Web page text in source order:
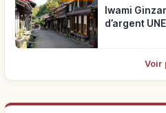
Iwami
d’argent
Voir